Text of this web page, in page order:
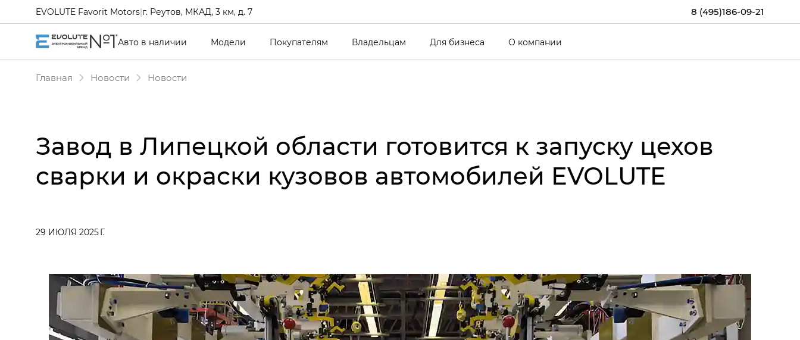
8 (495)186-09-21
EVOLUTE Favorit Motors|г. Реутов, МКАД, 3 км, д. 7
Авто в наличии Модели Покупателям Владельцам Для бизнеса О компании
Главная Новости Новости
Завод в Липецкой области готовится к запуску цехов
сварки и окраски кузовов автомобилей EVOLUTE
29 ИЮЛЯ 2025 Г.